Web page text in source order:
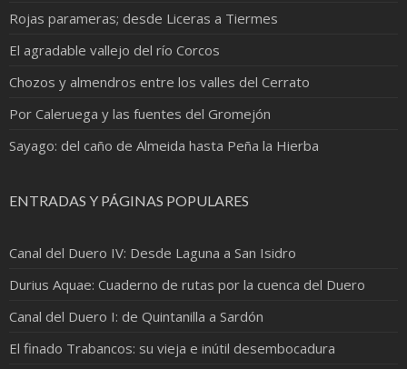
Rojas parameras; desde Liceras a Tiermes
El agradable vallejo del río Corcos
Chozos y almendros entre los valles del Cerrato
Por Caleruega y las fuentes del Gromejón
Sayago: del caño de Almeida hasta Peña la Hierba
ENTRADAS Y PÁGINAS POPULARES
Canal del Duero IV: Desde Laguna a San Isidro
Durius Aquae: Cuaderno de rutas por la cuenca del Duero
Canal del Duero I: de Quintanilla a Sardón
El finado Trabancos: su vieja e inútil desembocadura